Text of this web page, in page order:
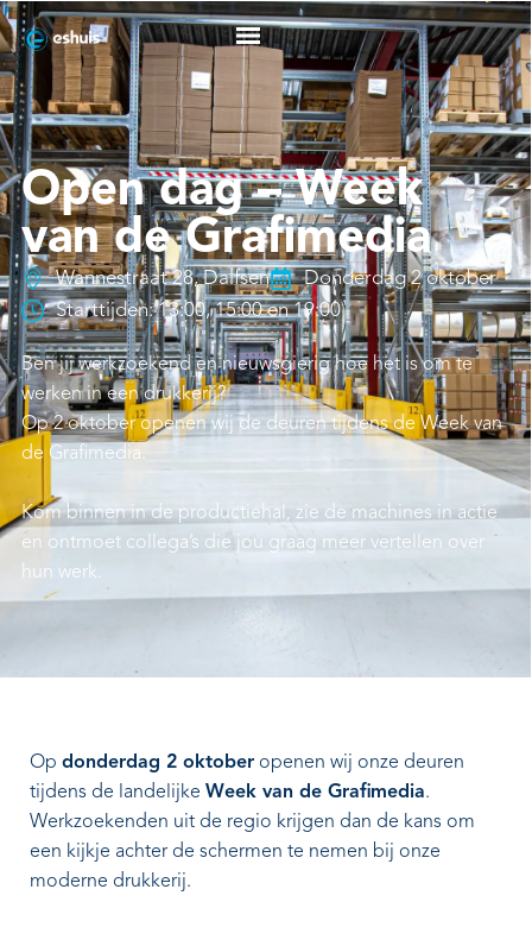
Open dag – Week
van de Grafimedia
Wannestraat 28, Dalfsen
Donderdag 2 oktober
Starttijden: 13:00, 15:00 en 19:00
Ben jij werkzoekend en nieuwsgierig hoe het is om te
werken in een drukkerij?
Op 2 oktober openen wij de deuren tijdens de Week van
de Grafimedia.
Kom binnen in de productiehal, zie de machines in actie
en ontmoet collega’s die jou graag meer vertellen over
hun werk.
Op donderdag 2 oktoberopenen wij onze deuren
tijdens de landelijke Week van de Grafimedia.
Werkzoekenden uit de regio krijgen dan de kans om
een kijkje achter de schermen te nemen bij onze
moderne drukkerij.